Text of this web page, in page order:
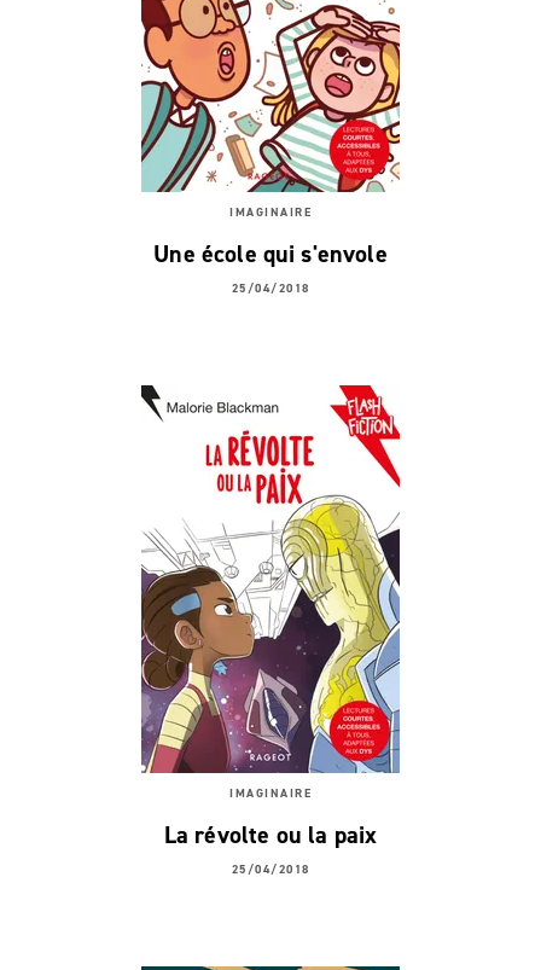
IMAGINAIRE
Une école qui s'envole
25/04/2018
IMAGINAIRE
La révolte ou la paix
25/04/2018